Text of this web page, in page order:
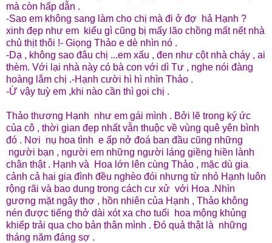
mà còn hấp dẫn .
-Sao em không sang làm cho chị mà đi ở đợ hả Hạnh ?
xinh đẹp như em kiểu gì cũng bị mấy lão chồng mất nết nhà
chủ thịt thôi !- Giọng Thảo e dè nhìn nó .
-Dạ , không sao đâu chị ...em xấu , đen như cột nhà cháy , ai
thèm. Với lại nhà này có bà con với dì Tư , nghe nói đàng
hoàng lắm chị .-Hạnh cười hì hì nhìn Thảo .
-Ừ vậy tuỳ em ,khi nào cần thì gọi chị .
Thảo thương Hạnh như em gái mình . Bởi lẽ trong ký ức
của cô , thời gian đẹp nhất vẫn thuộc về vùng quê yên bình
đó . Nơi nụ hoa tình e ấp nở đoá ban đầu cũng những
người bạn , người em những người láng giềng hiền lành
chân thật . Hạnh và Hoa lớn lên cùng Thảo , mặc dù gia
cảnh cả hai gia đình đều nghèo đói nhưng từ nhỏ Hạnh luôn
rộng rãi và bao dung trong cách cư xử với Hoa .Nhìn
gương mặt ngây thơ , hồn nhiên của Hạnh , Thảo không
nén được tiếng thở dài xót xa cho tuổi hoa mộng khủng
khiếp trải qua cho bản thân mình . Đó quả thật là những
tháng năm đáng sợ .